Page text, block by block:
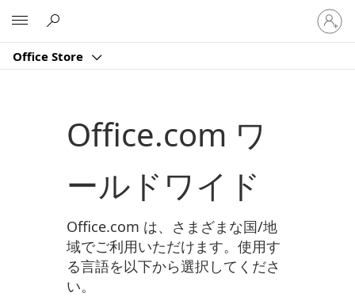
Office Store
ア
カ
ウ
Office.com ワ
ールドワイド
Office.com は、さまざまな国/地
域でご利用いただけます。使用す
る言語を以下から選択してくださ
い。